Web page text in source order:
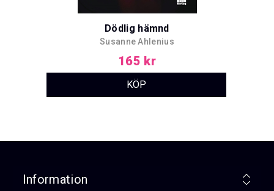
Dödlig hämnd
Susanne Ahlenius
165 kr
Information